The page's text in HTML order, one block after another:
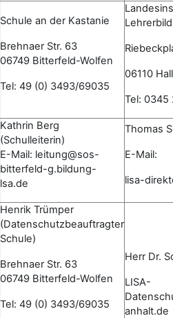
Schule an der Kastanie
Brehnaer Str. 63
06749 Bitterfeld-Wolfen
Tel: 49 (0) 3493/69035
06110
Tel:
Kathrin Berg
(Schulleiterin)
E-Mail: leitung@sos-
bitterfeld-g.bildung-
lsa.de
Thomas
E-Mail:
lisa-
Henrik Trümper
(Datenschutzbeauftragter
Schule)
Brehnaer Str. 63
06749 Bitterfeld-Wolfen
Tel: 49 (0) 3493/69035
Herr Dr.
LISA-
anhalt.de